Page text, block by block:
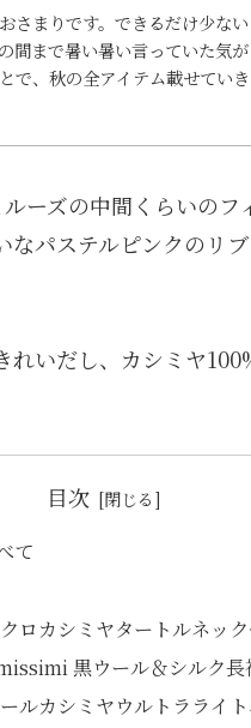
さまりです。できるだけ少な
間まで暑い暑い言っていた気
で、秋の全アイテム載せてい
ーズの中間くらいの
パステルピンクのリ
いだし、カシミヤ
目次
て
ロカシミヤタートルネッ
黒ウール＆シルク長
カシミヤウルトラライ